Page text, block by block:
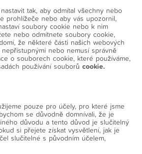
tak, aby odmítal všechny nebo
prohlížeče nebo aby vás upozornil,
soubory cookie nebo k nim
nebo odmítnete soubory cookie,
že některé části našich webových
nebo nemusí správně
o souborech cookie, které používáme,
používání souborů cookie.
pouze pro účely, pro které jsme
se důvodně domnívali, že je
důvodu a tento důvod je slučitelný
si přejete získat vysvětlení, jak je
slučitelné s původním účelem,